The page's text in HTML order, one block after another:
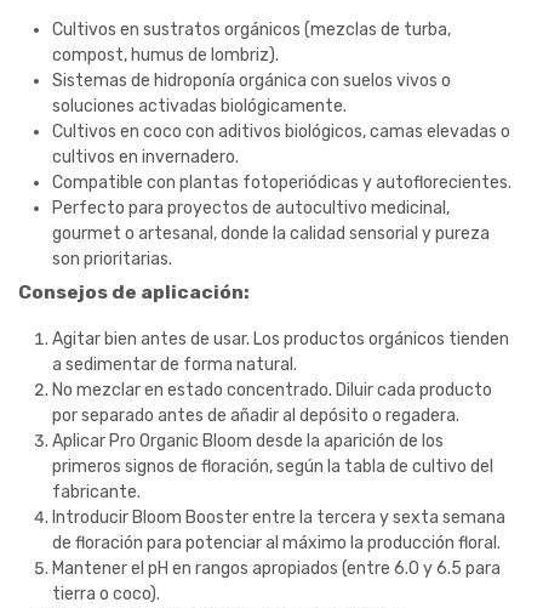
Cultivos en sustratos orgánicos (mezclas de turba,
compost, humus de lombriz).
Sistemas de hidroponía orgánica con suelos vivos o
soluciones activadas biológicamente.
Cultivos en coco con aditivos biológicos, camas elevadas o
cultivos en invernadero.
Compatible con plantas fotoperiódicas y autoflorecientes.
Perfecto para proyectos de autocultivo medicinal,
gourmet o artesanal, donde la calidad sensorial y pureza
son prioritarias.
Consejos de aplicación:
Agitar bien antes de usar. Los productos orgánicos tienden
a sedimentar de forma natural.
No mezclar en estado concentrado. Diluir cada producto
por separado antes de añadir al depósito o regadera.
Aplicar Pro Organic Bloom desde la aparición de los
primeros signos de floración, según la tabla de cultivo del
fabricante.
Introducir Bloom Booster entre la tercera y sexta semana
de floración para potenciar al máximo la producción floral.
Mantener el pH en rangos apropiados (entre 6.0 y 6.5 para
tierra o coco).